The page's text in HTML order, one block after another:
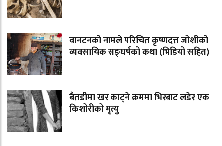
वानटनको नामले परिचित कृष्णदत्त जोशीको
व्यवसायिक सङ्घर्षको कथा (भिडियो सहित)
बैतडीमा खर काट्ने क्रममा भिरबाट लडेर एक
किशोरीको मृत्यु